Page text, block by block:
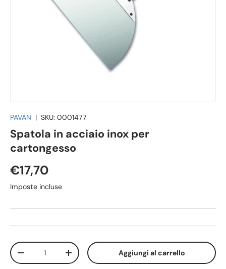
PAVAN | SKU: 0001477
Spatola in acciaio inox per
cartongesso
€17,70
Imposte incluse
Q.tà
-
+ Aggiungi al carrello